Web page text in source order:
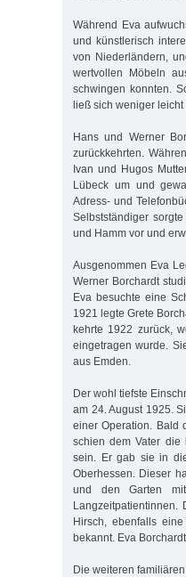
Während Eva
und künstlerisch
von Niederländern,
wertvollen Möbeln
schwingen konnten.
ließ sich weniger leicht
Hans und Werner
zurückkehrten.
Ivan und Hugos
Lübeck um und
Adress- und
Selbstständiger
und Hamm vor und
Ausgenommen Eva
Werner Borchardt
Eva besuchte eine
1921 legte Grete
kehrte 1922 zurück,
eingetragen wurde.
aus Emden.
Der wohl tiefste
am 24. August 1925.
einer Operation. Bald
schien dem Vater die
sein. Er gab sie in
Oberhessen. Dieser
und den Garten
Langzeitpatientinnen.
Hirsch, ebenfalls
bekannt. Eva
Die weiteren